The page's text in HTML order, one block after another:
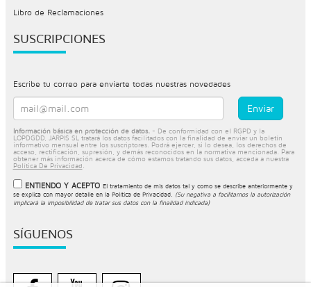
Libro de Reclamaciones
SUSCRIPCIONES
Escribe tu correo para enviarte todas nuestras novedades
Información básica en protección de datos. - De conformidad con el RGPD y la
LOPDGDD, JARPIS SL tratará los datos facilitados con la finalidad de enviar un boletín
informativo mensual entre los suscriptores. Podrá ejercer, si lo desea, los derechos de
acceso, rectificación, supresión, y demás reconocidos en la normativa mencionada. Para
obtener más información acerca de cómo estamos tratando sus datos, acceda a nuestra
Política De Privacidad
ENTIENDO Y ACEPTO El tratamiento de mis datos tal y como se describe anteriormente y
se explica con mayor detalle en la Política de Privacidad.
(Su negativa a facilitarnos la autorización
implicará la imposibilidad de tratar sus datos con la finalidad indicada)
SÍGUENOS